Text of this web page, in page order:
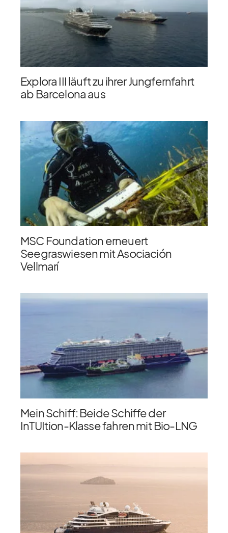
Explora III läuft zu ihrer Jungfernfahrt
ab Barcelona aus
MSC Foundation erneuert
Seegraswiesen mit Asociación
Vellmarí
Mein Schiff: Beide Schiffe der
InTUItion-Klasse fahren mit Bio-LNG